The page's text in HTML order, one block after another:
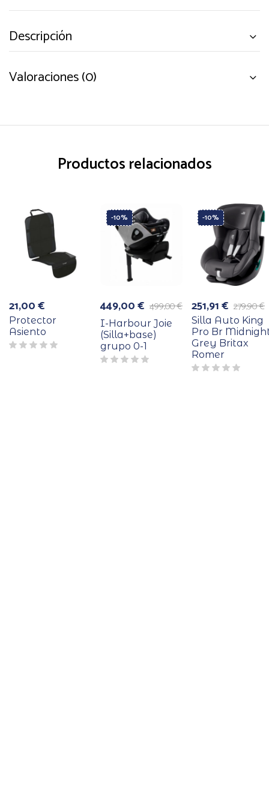
era:
229,95 €.
es:
199,95 €.
Descripción
Valoraciones (0)
Productos relacionados
21,00€
Protector
Asiento
-10%
499,00€
El
precio
original
era:
499,00 €.
449,00€
El
precio
actual
es:
449,00 €.
I-Harbour Joie
(Silla+base)
grupo 0-1
-10%
279,90€
El
precio
original
era:
279,90 €.
251,91€
El
precio
actual
es:
251,91 €.
Silla Auto King
Pro Br
Grey Britax
Romer